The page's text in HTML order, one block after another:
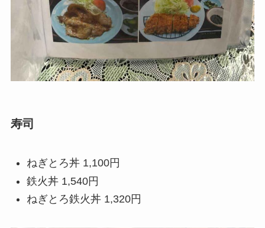
寿司
ねぎとろ丼 1,100円
鉄火丼 1,540円
ねぎとろ鉄火丼 1,320円